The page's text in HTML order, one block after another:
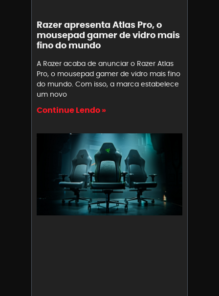
Razer apresenta Atlas Pro, o
mousepad gamer de vidro mais
fino do mundo
A Razer acaba de anunciar o Razer Atlas
Pro, o mousepad gamer de vidro mais fino
do mundo. Com isso, a marca estabelece
um novo
Continue Lendo »